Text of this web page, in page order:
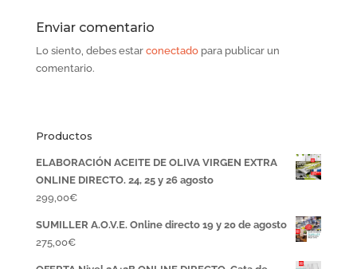
Enviar comentario
Lo siento, debes estar conectadopara publicar un
comentario.
Productos
ELABORACIÓN ACEITE DE OLIVA VIRGEN EXTRA
ONLINE DIRECTO. 24, 25 y 26 agosto
299,00€
SUMILLER A.O.V.E. Online directo 19 y 20 de agosto
275,00€